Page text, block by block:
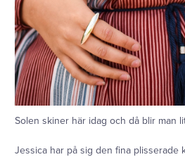
Solen skiner här idag och då blir man
Jessica har på sig den fina plisserade